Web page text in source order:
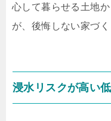
心して暮らせる土地
が、後悔しない家づく
浸水リスクが高い